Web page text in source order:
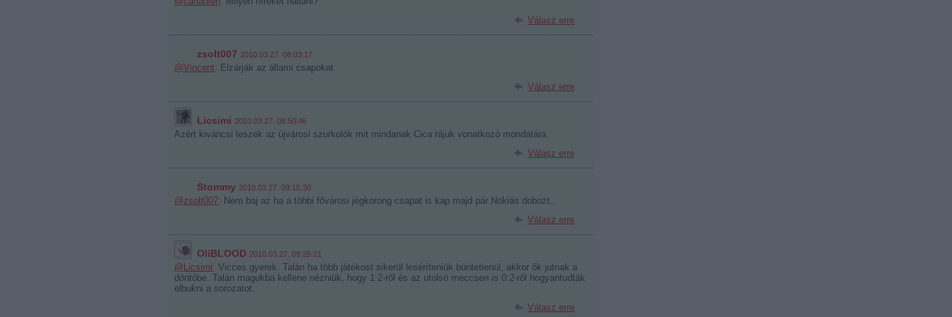
Válasz erre
zsolt007 2010.03.27. 08:03:17
@Vincent: Elzárják az állami csapokat
Válasz erre
Licsimi 2010.03.27. 08:50:46
Azért kiváncsi leszek az újvárosi szurkolók mit mindanak Cica rájuk vonatkozó mondatára.
Válasz erre
Stommy 2010.03.27. 09:15:30
@zsolt007: Nem baj az ha a többi fővárosi jégkorong csapat is kap majd pár Nokiás dobozt...
Válasz erre
OliBLOOD 2010.03.27. 09:25:21
@Licsimi: Vicces gyerek. Talán ha több játékost sikerül leséríteniük büntetlenül, akkor ők jutnak a
döntőbe. Talán magukba kellene nézniük, hogy 1:2-ről és az utolsó meccsen is 0:2-ről hogyantudták
elbukni a sorozatot.
Válasz erre